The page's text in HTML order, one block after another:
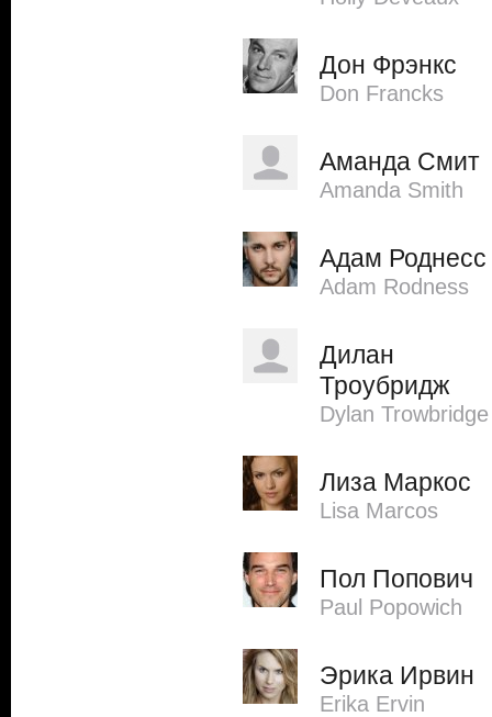
Дон Фрэнкс
Don Francks
Аманда Смит
Amanda Smith
Адам Роднесс
Adam Rodness
Дилан
Троубридж
Dylan Trowbridge
Лиза Маркос
Lisa Marcos
Пол Попович
Paul Popowich
Эрика Ирвин
Erika Ervin